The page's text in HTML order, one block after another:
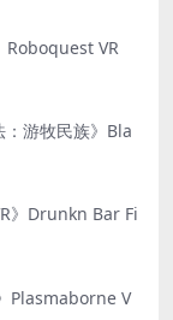
VR
游牧民族》Bla
》Drunkn Bar Fi
Plasmaborne V